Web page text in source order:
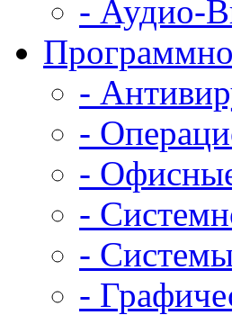
- Аудио-
-
-
-
-
-
-